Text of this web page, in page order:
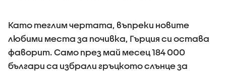
Като теглим чертата, въпреки новите
любими места за почивка, Гърция си остава
фаворит. Само през май месец 184 000
българи са избрали гръцкото слънце за